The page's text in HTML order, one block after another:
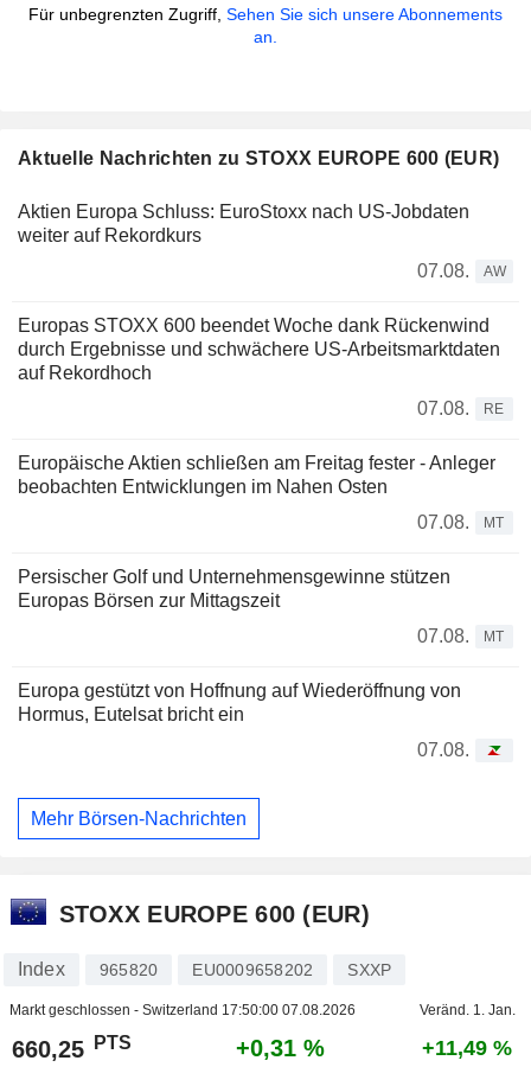
Für unbegrenzten Zugriff, Sehen Sie sich unsere Abonnements
an.
Aktuelle Nachrichten zu STOXX EUROPE 600 (EUR)
Aktien Europa Schluss: EuroStoxx nach US-Jobdaten
weiter auf Rekordkurs
07.08.
AW
Europas STOXX 600 beendet Woche dank Rückenwind
durch Ergebnisse und schwächere US-Arbeitsmarktdaten
auf Rekordhoch
07.08.
RE
Europäische Aktien schließen am Freitag fester - Anleger
beobachten Entwicklungen im Nahen Osten
07.08.
MT
Persischer Golf und Unternehmensgewinne stützen
Europas Börsen zur Mittagszeit
07.08.
MT
Europa gestützt von Hoffnung auf Wiederöffnung von
Hormus, Eutelsat bricht ein
07.08.
Mehr Börsen-Nachrichten
STOXX EUROPE 600 (EUR)
Index 965820 EU0009658202 SXXP
Markt geschlossen - Switzerland 17:50:00 07.08.2026 Veränd. 1. Jan.
660,25 PTS +0,31 % +11,49 %